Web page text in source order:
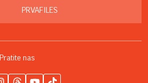
PRVAFILES
Pratite nas